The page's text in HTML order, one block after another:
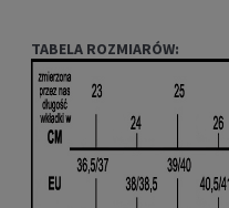
TABELA ROZMIARÓW: